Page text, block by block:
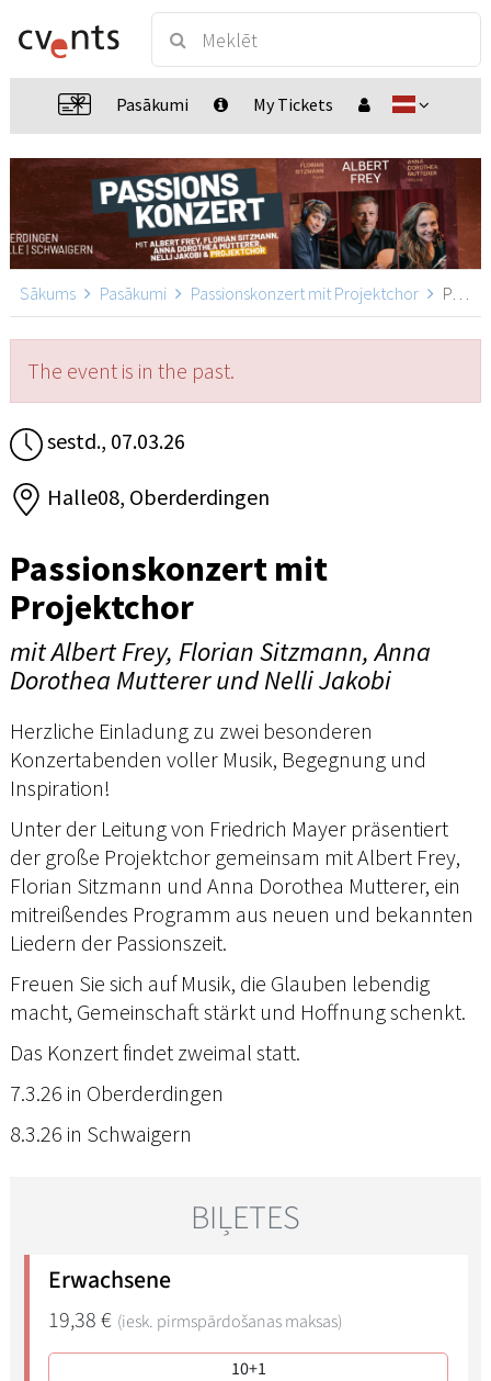
Pasākumi My Tickets
Sākums Pasākumi Passionskonzert mit Projektchor Passionskonzert mit Projektchor, Oberderdingen
The event is in the past.
sestd., 07.03.26
Halle08, Oberderdingen
Passionskonzert mit
Projektchor
mit Albert Frey, Florian Sitzmann, Anna
Dorothea Mutterer und Nelli Jakobi
Herzliche Einladung zu zwei besonderen
Konzertabenden voller Musik, Begegnung und
Inspiration!
Unter der Leitung von Friedrich Mayer präsentiert
der große Projektchor gemeinsam mit Albert Frey,
Florian Sitzmann und Anna Dorothea Mutterer, ein
mitreißendes Programm aus neuen und bekannten
Liedern der Passionszeit.
Freuen Sie sich auf Musik, die Glauben lebendig
macht, Gemeinschaft stärkt und Hoffnung schenkt.
Das Konzert findet zweimal statt.
7.3.26 in Oberderdingen
8.3.26 in Schwaigern